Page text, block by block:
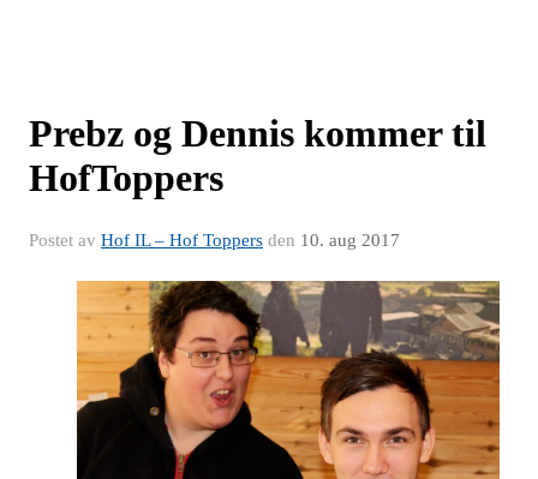
Prebz og Dennis kommer til
HofToppers
Postet av Hof IL – Hof Toppers den 10. aug 2017